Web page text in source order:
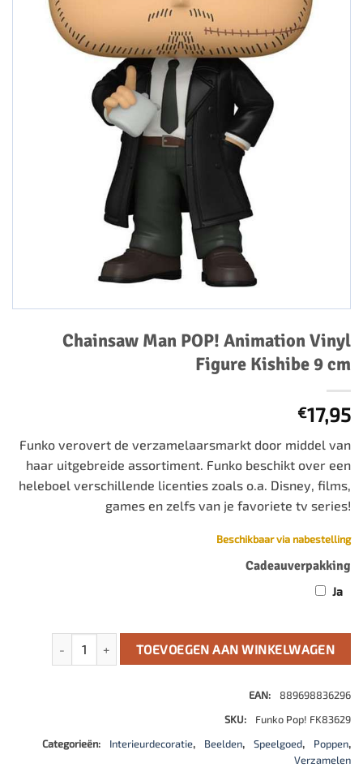
Chainsaw Man POP! Animation Vinyl
Figure Kishibe 9 cm
€17,95
Funko verovert de verzamelaarsmarkt door middel van
haar uitgebreide assortiment. Funko beschikt over een
heleboel verschillende licenties zoals o.a. Disney, films,
games en zelfs van je favoriete tv series!
Beschikbaar via nabestelling
Cadeauverpakking
Ja
Chainsaw Man POP! Animation Vinyl Figure Kishibe 9 cm
TOEVOEGEN AAN WINKELWAGEN
EAN:
889698836296
SKU:
Funko Pop! FK83629
Categorieën:
Interieurdecoratie, Beelden, Speelgoed, Poppen,
Verzamelen